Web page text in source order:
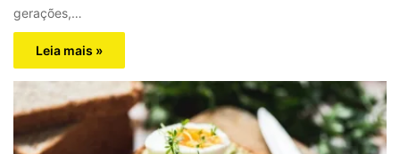
gerações,…
Leia mais »